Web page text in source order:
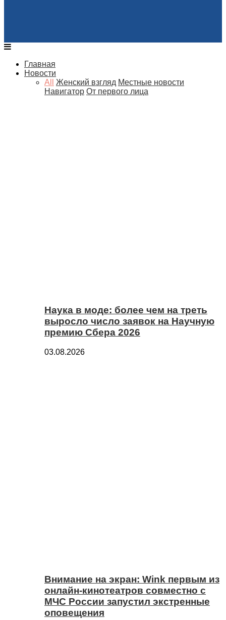
Главная
Новости
All
Женский взгляд Местные новости
Навигатор От первого лица
Наука в моде: более чем на треть
выросло число заявок на Научную
премию Сбера 2026
03.08.2026
Внимание на экран: Wink первым из
онлайн-кинотеатров совместно с
МЧС России запустил экстренные
оповещения